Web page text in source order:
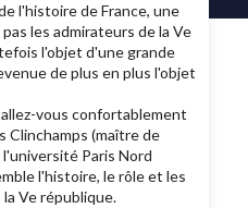
l'histoire de France, une
les admirateurs de la Ve
l'objet d'une grande
de plus en plus l'objet
vous confortablement
Clinchamps (maître de
Paris Nord
l'histoire, le rôle et les
Ve république.